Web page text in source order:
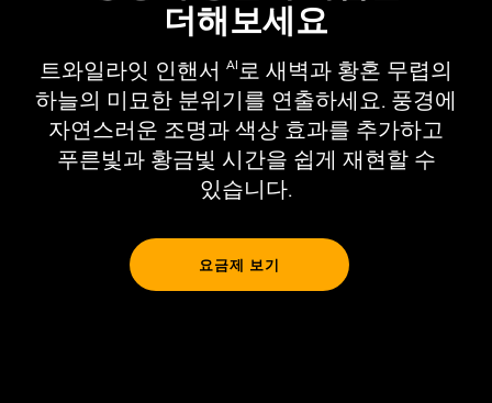
더해보세요
트와일라잇 인핸서 AI 로 새벽과 황혼 무렵의
하늘의 미묘한 분위기를 연출하세요. 풍경에
자연스러운 조명과 색상 효과를 추가하고
푸른빛과 황금빛 시간을 쉽게 재현할 수
있습니다.
요금제 보기